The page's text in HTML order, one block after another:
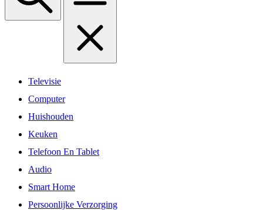
Televisie
Computer
Huishouden
Keuken
Telefoon En Tablet
Audio
Smart Home
Persoonlijke Verzorging